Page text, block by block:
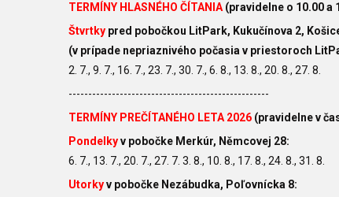
TERMÍNY HLASNÉHO ČÍTANIA (pravidelne o 10.00 a
Štvrtky pred pobočkou LitPark, Kukučínova 2,
(v prípade nepriaznivého počasia v priestoroch
2. 7., 9. 7., 16. 7., 23. 7., 30. 7., 6. 8., 13. 8., 20. 8., 27. 8.
---------------------------------------------------
TERMÍNY PREČÍTANÉHO LETA 2026 (pravidelne v
Pondelkyv pobočke Merkúr, Němcovej 28:
6. 7., 13. 7., 20. 7., 27. 7. 3. 8., 10. 8., 17. 8., 24. 8., 31. 8.
Utorkyv pobočke Nezábudka, Poľovnícka 8: